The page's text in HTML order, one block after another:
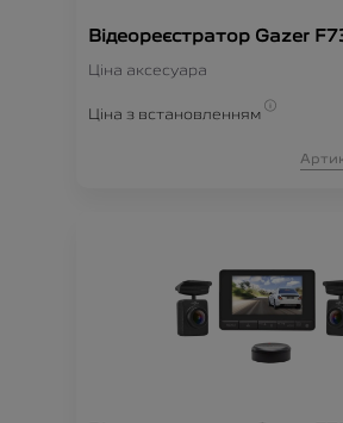
Відеореєстратор Gazer
Ціна аксесуара
Ціна з встановленням